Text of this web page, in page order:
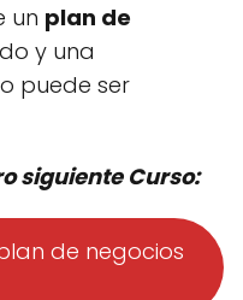
un plan de
y una
puede ser
siguiente Curso:
de negocios